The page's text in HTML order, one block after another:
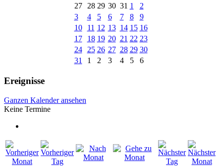
27
28 29 30 31 1
2
3
4 5 6 7 8
9
10
11 12 13 14 15 16
17
18 19 20 21 22 23
24
25 26 27 28 29 30
31
1 2 3 4 5 6
Ereignisse
Ganzen Kalender ansehen
Keine Termine